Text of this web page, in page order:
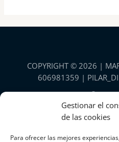
Gestionar el
de las cookies
Para ofrecer las mejores
COPYRIGHT © 2026 |
606981359 |
Accesibilidad